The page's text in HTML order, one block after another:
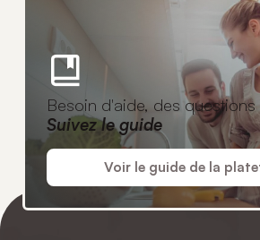
Besoin d'aide, des questions
Suivez le guide
Voir le guide de la